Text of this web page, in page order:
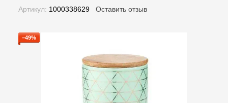
Артикул: 1000338629 Оставить отзыв
−49%